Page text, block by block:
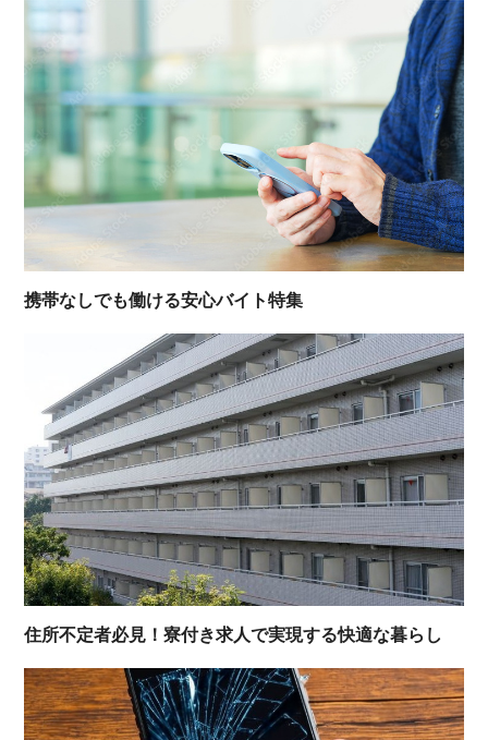
携帯なしでも働ける安心バイト特集
住所不定者必見！寮付き求人で実現する快適な暮らし